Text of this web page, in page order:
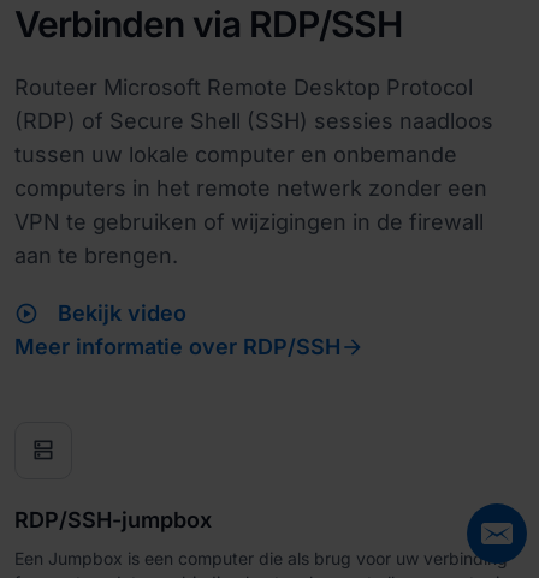
Verbinden via RDP/SSH
Routeer Microsoft Remote Desktop Protocol
(RDP) of Secure Shell (SSH) sessies naadloos
tussen uw lokale computer en onbemande
computers in het remote netwerk zonder een
VPN te gebruiken of wijzigingen in de firewall
aan te brengen.
play_circle
Bekijk video
Meer informatie over RDP/SSH
dns
RDP/SSH-jumpbox
Een Jumpbox is een computer die als brug voor uw verbinding